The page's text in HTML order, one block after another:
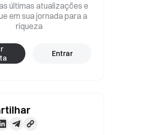
últimas atualizações e
em sua jornada para a
riqueza
Entrar